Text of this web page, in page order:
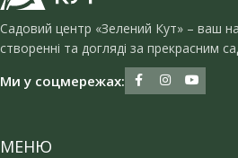
Садовий центр «Зелений Кут» – ваш
створенні та догляді за прекрасним
Ми у соцмережах:
МЕНЮ